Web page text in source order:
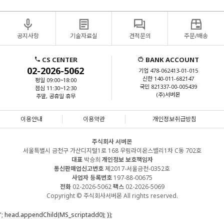
공지사항 기술자료실 견적문의 주문/배송
CS CENTER
02-2026-5062
평일 09:00~18:00
점심 11:30~12:30
주말, 공휴일 휴무
BANK ACCOUNT
기업 478-062413-01-015
신한 140-011-682147
국민 821337-00-005439
(주)서버몬
이용안내 이용약관 개인정보취급방침
주식회사 서버몬
서울특별시 금천구 가산디지털1로 168 우림라이온스밸리1차 C동 702호
대표박승희 개인정보 보호책임자
통신판매업신고번호제2017-서울금천-0352호
사업자 등록번호197-88-00675
전화02-2026-5062팩스02-2026-5069
Copyright © 주식회사서버몬 All rights reserved.
'; head.appendChild(MS_scriptadd0); });